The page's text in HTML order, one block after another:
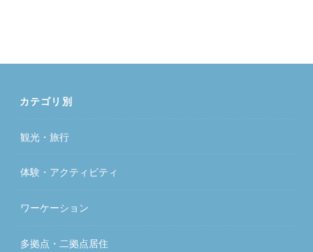
カテゴリ別
観光・旅行
体験・アクティビティ
ワーケーション
多拠点・二拠点居住